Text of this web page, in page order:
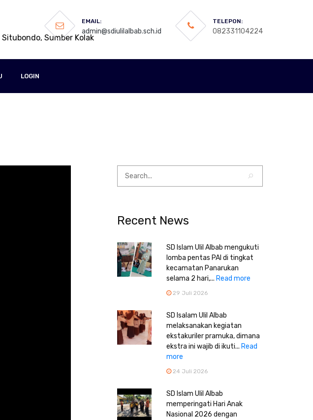
Sumber Kolak
EMAIL:
admin@sdiulilalbab.sch.id
TELEPON:
082331104224
LOGIN
Recent News
SD Islam Ulil Albab mengukuti
lomba pentas PAI di tingkat
kecamatan Panarukan
selama 2 hari,... Read more
29 Juli 2026
SD Isalam Ulil Albab
melaksanakan kegiatan
ekstakuriler pramuka, dimana
ekstra ini wajib di ikuti... Read
more
24 Juli 2026
SD Islam Ulil Albab
memperingati Hari Anak
Nasional 2026 dengan